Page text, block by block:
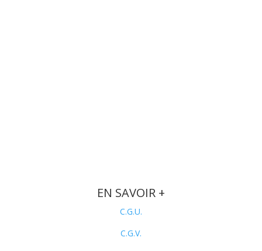
EN SAVOIR +
C.G.U.
C.G.V.